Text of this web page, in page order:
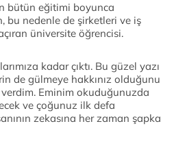
bütün eğitimi boyunca
bu nedenle de şirketleri ve iş
üniversite öğrencisi.
kadar çıktı. Bu güzel yazı
de gülmeye hakkınız olduğunu
Eminim okuduğunuzda
ve çoğunuz ilk defa
zekasına her zaman şapka